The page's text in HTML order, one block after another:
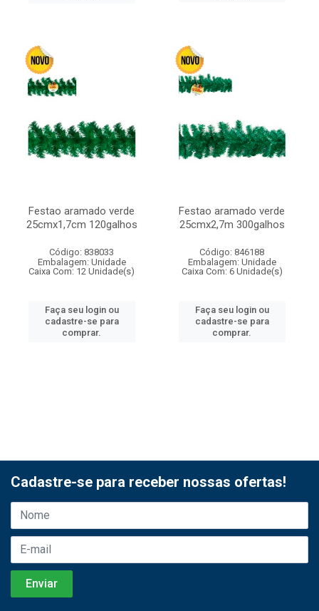
Festao aramado verde
25cmx1,7cm 120galhos
Código: 838033
Embalagem: Unidade
Caixa Com: 12 Unidade(s)
Faça seu login ou
cadastre-se para
comprar.
Festao aramado verde
25cmx2,7m 300galhos
Código: 846188
Embalagem: Unidade
Caixa Com: 6 Unidade(s)
Faça seu login ou
cadastre-se para
comprar.
Cadastre-se para receber nossas ofertas!